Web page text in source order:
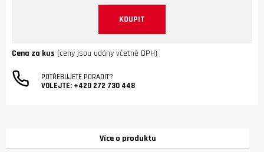
KOUPIT
Cena za kus (ceny jsou udány včetně DPH)
POTŘEBUJETE PORADIT?
VOLEJTE: +420 272 730 448
Více o produktu